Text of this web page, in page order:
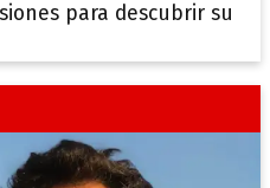
para descubrir su